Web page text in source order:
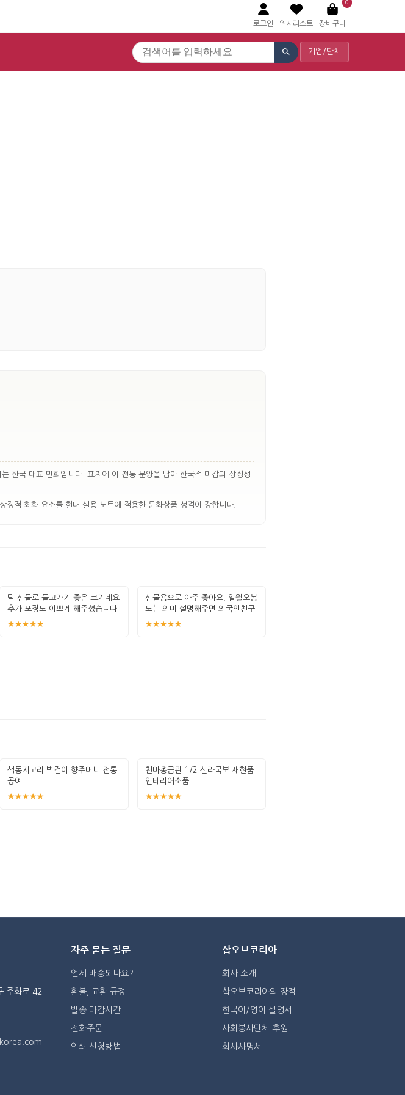
로그인 위시리스트
0
장바구니
기업/단체
는 한국 대표 민화입니다. 표지에 이 전통 문양을 담아 한국적 미감과 상징성
적 회화 요소를 현대 실용 노트에 적용한 문화상품 성격이 강합니다.
딱 선물로 들고가기 좋은 크기네요
추가 포장도 이쁘게 해주셨습니다
★★★★★
선물용으로 아주 좋아요. 일월오봉
도는 의미 설명해주면 외국인친구
들이 특히
★★★★★
색동저고리 벽걸이 향주머니 전통
공예
★★★★★
천마총금관 1/2 신라국보 재현품
인테리어소품
★★★★★
주화로 42
자주 묻는 질문
언제 배송되나요?
환불, 교환 규정
발송 마감시간
전화주문
인쇄 신청방법
샵오브코리아
회사 소개
샵오브코리아의 장점
한국어/영어 설명서
사회봉사단체 후원
회사사명서